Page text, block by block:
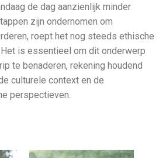
de dag aanzienlijk minder
zijn ondernomen om
roept het nog steeds ethische
is essentieel om dit onderwerp
te benaderen, rekening houdend
culturele context en de
perspectieven.